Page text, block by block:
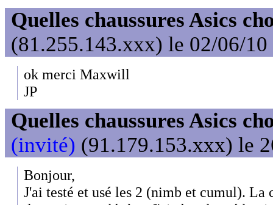
Quelles chaussures Asics
(81.255.143.xxx) le 02/06/10
ok merci Maxwill
JP
Quelles chaussures Asics
(invité) (91.179.153.xxx) le
Bonjour,
J'ai testé et usé les 2 (nimb et cumul). La